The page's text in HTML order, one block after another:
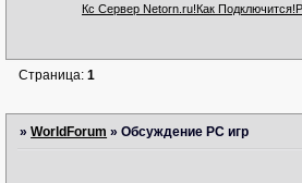
Кс Сервер Netorn.ru!Как
Страница:1
»WorldForum »Обсуждение PC игр